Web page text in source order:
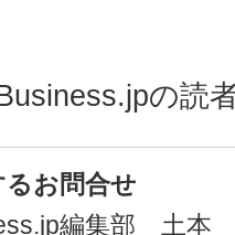
の読
お問合せ
編集部 土本